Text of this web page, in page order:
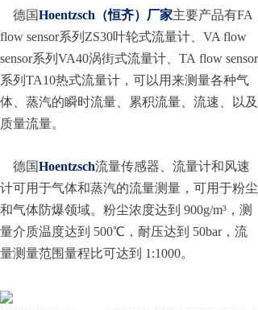
德国Hoentzsch（恒齐）厂家主要产品有FA
flow sensor系列ZS30叶轮式流量计、VA flow
sensor系列VA40涡街式流量计、TA flow sensor
系列TA10热式流量计，可以用来测量各种气
体、蒸汽的瞬时流量、累积流量、流速、以及
质量流量。
德国Hoentzsch流量传感器、流量计和风速
计可用于气体和蒸汽的流量测量，可用于粉尘
和气体防爆领域。粉尘浓度达到 900g/m³，测
量介质温度达到 500℃，耐压达到 50bar，流
量测量范围量程比可达到 1:1000。